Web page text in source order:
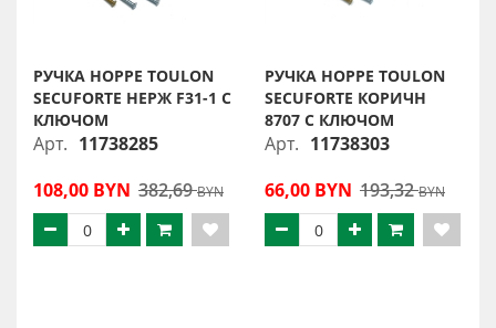
РУЧКА HOPPE TOULON
SECUFORTE НЕРЖ F31-1 С
КЛЮЧОМ
Арт. 11738285
108,00 BYN 382,69BYN
РУЧКА HOPPE TOULON
SECUFORTE КОРИЧН
8707 С КЛЮЧОМ
Арт. 11738303
66,00 BYN 193,32BYN